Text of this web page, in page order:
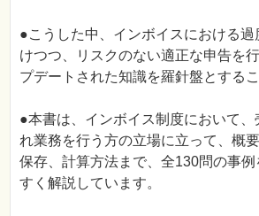
●こうした中、インボイスにおける過
けつつ、リスクのない適正な申告を
プデートされた知識を羅針盤とする
●本書は、インボイス制度において
れ業務を行う方の立場に立って、概
保存、計算方法まで、全130問の事
すく解説しています。